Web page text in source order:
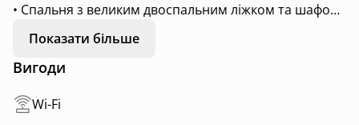
• Спальня з великим двоспальним ліжком та шафою
• Затишна кухня-студія з розкладним диваном та
столом з стільцями для 4х
• Повністю обладнана кухня: холодильник, плита,
приладдя
Показати більше
Вигоди
Wi-Fi